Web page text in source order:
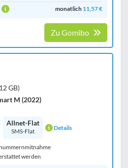
monatlich 11,57 €
Zu Gomibo
GB)
M (2022)
Allnet-Flat
SMS-Flat Details
werden